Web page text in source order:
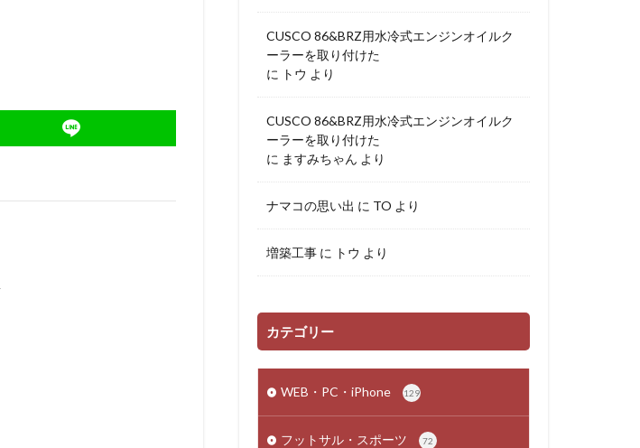
CUSCO 86&BRZ用水冷式エンジンオイルク
ーラーを取り付けた
に トウ より
CUSCO 86&BRZ用水冷式エンジンオイルク
ーラーを取り付けた
に ますみちゃん より
ナマコの思い出 に TO より
増築工事 に トウ より
カテゴリー
WEB・PC・iPhone 129
フットサル・スポーツ 72